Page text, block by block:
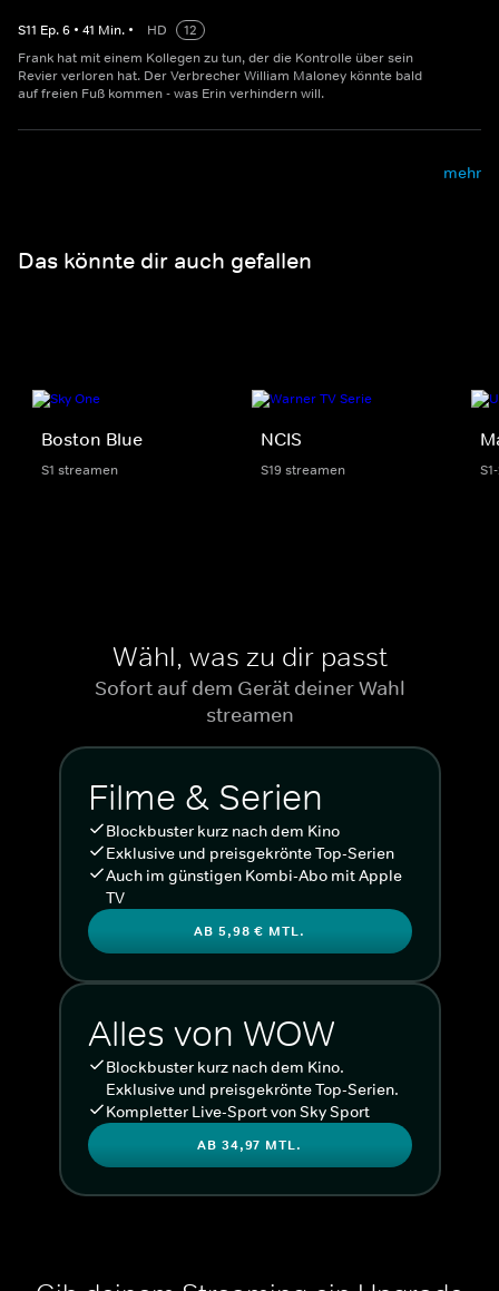
S11 Ep.6 • 41 Min. • HD
12
Frank hat mit einem Kollegen zu tun, der die Kontrolle über sein
Revier verloren hat. Der Verbrecher William Maloney könnte bald
auf freien Fuß kommen - was Erin verhindern will.
mehr
Das könnte dir auch gefallen
Boston Blue
S1 streamen
NCIS
S19 streamen
Wähl, was zu dir passt
Sofort auf dem Gerät deiner Wahl
streamen
Filme & Serien
Blockbuster kurz nach dem Kino
Exklusive und preisgekrönte Top-Serien
Auch im günstigen Kombi-Abo mit Apple
TV
AB 5,98 € MTL.
Alles von WOW
Blockbuster kurz nach dem Kino.
Exklusive und preisgekrönte Top-Serien.
Kompletter Live-Sport von Sky Sport
AB 34,97 MTL.